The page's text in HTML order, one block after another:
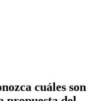
cuáles son